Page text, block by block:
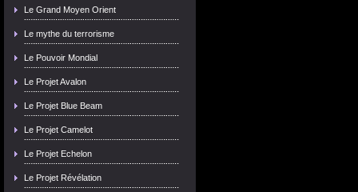
Le Grand Moyen Orient
Le mythe du terrorisme
Le Pouvoir Mondial
Le Projet Avalon
Le Projet Blue Beam
Le Projet Camelot
Le Projet Echelon
Le Projet Révélation